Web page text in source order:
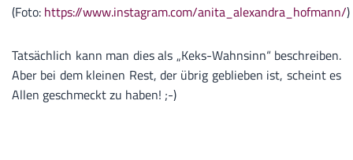
(Foto: https://www.instagram.com/anita_alexandra_hofmann/)
Tatsächlich kann man dies als „Keks-Wahnsinn“ beschreiben.
Aber bei dem kleinen Rest, der übrig geblieben ist, scheint es
Allen geschmeckt zu haben! ;-)